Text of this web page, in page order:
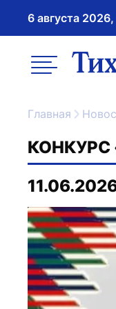
6 августа
меню
Главная
КОНКУРС